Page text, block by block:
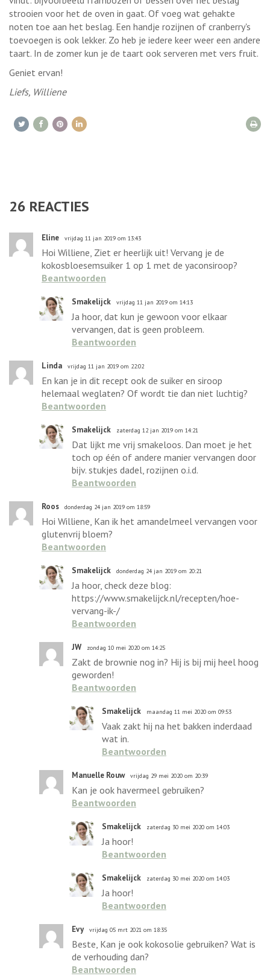
strooien voor het de oven in gaat. Of voeg wat gehakte
noten toe aan het beslag. Een handje rozijnen of cranberry's
toevoegen is ook lekker. Zo heb je iedere keer weer een andere
taart. In de zomer kun je de taart ook serveren met vers fruit.
Geniet ervan!
Liefs, Williene
26 REACTIES
Eline vrijdag 11 jan 2019 om 13:43
Hoi Williene, Ziet er heerlijk uit! Vervang je de
kokosbloesemsuiker 1 op 1 met de yaconsiroop?
Beantwoorden
Smakelijck vrijdag 11 jan 2019 om 14:13
Ja hoor, dat kun je gewoon voor elkaar
vervangen, dat is geen probleem.
Beantwoorden
Linda vrijdag 11 jan 2019 om 22:02
En kan je in dit recept ook de suiker en siroop
helemaal weglaten? Of wordt tie dan niet luchtig?
Beantwoorden
Smakelijck zaterdag 12 jan 2019 om 14:21
Dat lijkt me vrij smakeloos. Dan moet je het
toch op één of andere manier vervangen door
bijv. stukjes dadel, rozijnen o.i.d.
Beantwoorden
Roos donderdag 24 jan 2019 om 18:59
Hoi Williene, Kan ik het amandelmeel vervangen voor
glutenvrij bloem?
Beantwoorden
Smakelijck donderdag 24 jan 2019 om 20:21
Ja hoor, check deze blog:
https://www.smakelijck.nl/recepten/hoe-
vervang-ik-/
Beantwoorden
JW zondag 10 mei 2020 om 14:25
Zakt de brownie nog in? Hij is bij mij heel hoog
geworden!
Beantwoorden
Smakelijck maandag 11 mei 2020 om 09:53
Vaak zakt hij na het bakken inderdaad
wat in.
Beantwoorden
Manuelle Rouw vrijdag 29 mei 2020 om 20:39
Kan je ook havermeel gebruiken?
Beantwoorden
Smakelijck zaterdag 30 mei 2020 om 14:03
Ja hoor!
Beantwoorden
Smakelijck zaterdag 30 mei 2020 om 14:03
Ja hoor!
Beantwoorden
Evy vrijdag 05 mrt 2021 om 18:35
Beste, Kan je ook kokosolie gebruiken? Wat is
de verhouding dan?
Beantwoorden